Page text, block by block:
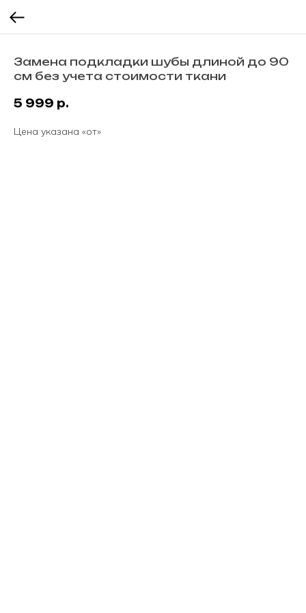
Замена подкладки шубы длиной до 90
см без учета стоимости ткани
5 999 р.
Цена указана «от»